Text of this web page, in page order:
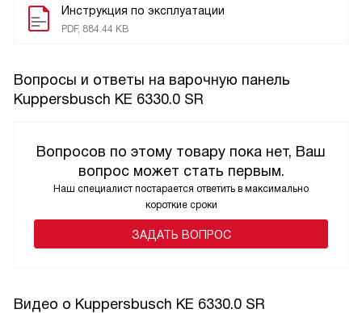
Инструкция по эксплуатации
PDF, 884.44 KB
Вопросы и ответы на варочную панель
Kuppersbusch KE 6330.0 SR
Вопросов по этому товару пока нет, Ваш
вопрос может стать первым.
Наш специалист постарается ответить в максимально
короткие сроки
ЗАДАТЬ ВОПРОС
Видео о Kuppersbusch KE 6330.0 SR